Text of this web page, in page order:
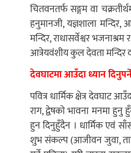
चितवनतर्फ सङ्गम वा
हनुमानजी, यज्ञशाला मन्दिर,
मन्दिर, राधासर्वेश्वर
आत्रेयवंशीय कुल देवता मन्दिर
देवघाटमा आउँदा ध्यान
पवित्र धार्मिक क्षेत्र देवघाट
राग, द्वेषको भावना मनमा हुनु
हुन दिनुहुँदैन । धार्मिक एवं
शुभ संकल्प (आजीवन जुवा, तास,